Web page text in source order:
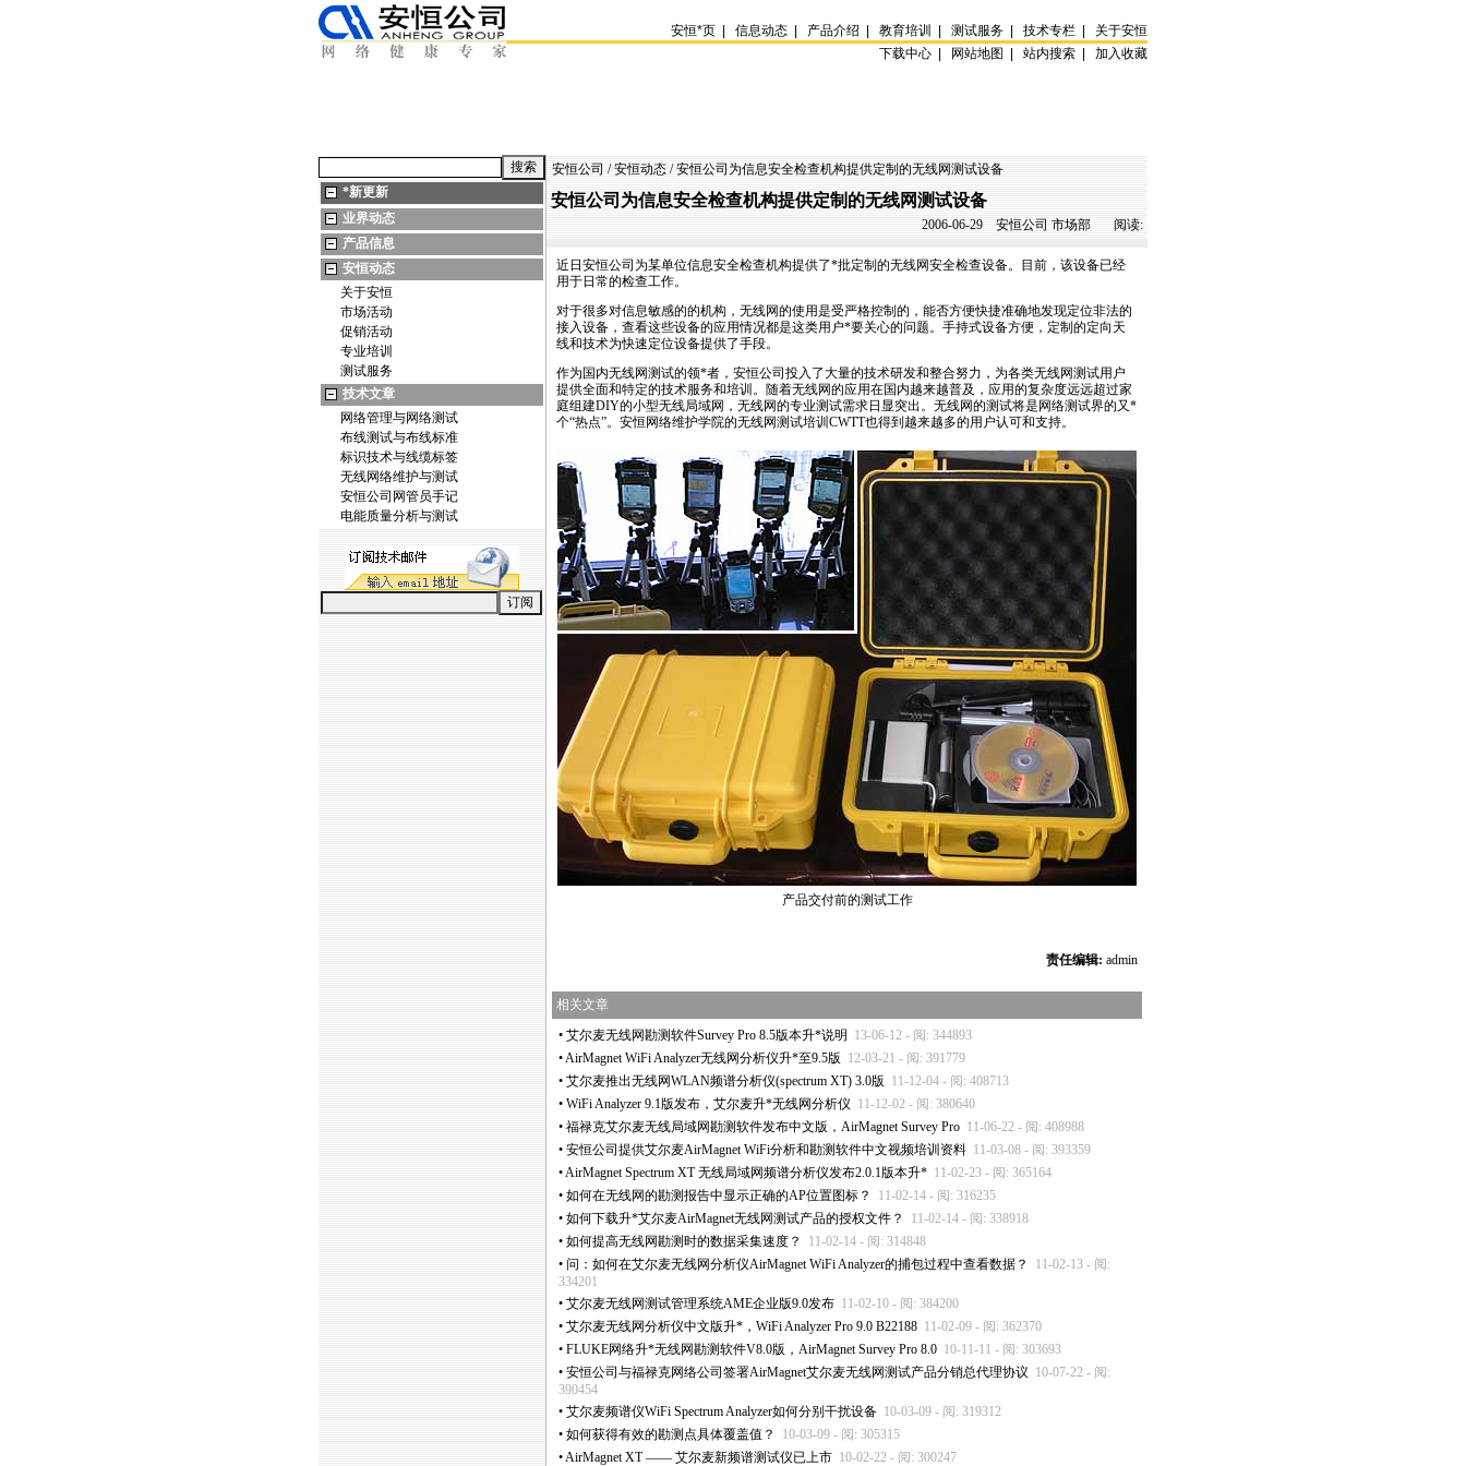
安恒*页 信息动态 产品介绍 教育培训 测试服务 技术专栏
关于安恒
下载中心 |
网站地图 站内搜索 加入收藏
*新更新
业界动态
产品信息
安恒动态
关于安恒
市场活动
促销活动
专业培训
测试服务
技术文章
网络管理与网络测试
布线测试与布线标准
标识技术与线缆标签
无线网络维护与测试
安恒公司网管员手记
电能质量分析与测试
安恒公司 /安恒动态 / 安恒公司为信息安全检查机构提供定制的无线网测试设备
安恒公司为信息安全检查机构提供定制的无线网测试设备
2006-06-29 安恒公司 市场部 阅读:
近日安恒公司为某单位信息安全检查机构提供了*批定制的无线网安全检查设备。目前，该设备已经
用于日常的检查工作。
对于很多对信息敏感的的机构，无线网的使用是受严格控制的，能否方便快捷准确地发现定位非法的
接入设备，查看这些设备的应用情况都是这类用户*要关心的问题。手持式设备方便，定制的定向天
线和技术为快速定位设备提供了手段。
作为国内无线网测试的领*者，安恒公司投入了大量的技术研发和整合努力，为各类无线网测试用户
提供全面和特定的技术服务和培训。随着无线网的应用在国内越来越普及，应用的复杂度远远超过家
庭组建DIY的小型无线局域网，无线网的专业测试需求日显突出。无线网的测试将是网络测试界的又*
个“热点”。安恒网络维护学院的无线网测试培训 CWTT也得到越来越多的用户认可和支持。
产品交付前的测试工作
责任编辑: admin
相关文章
• 艾尔麦无线网勘测软件Survey Pro 8.5版本升*说明
13-06-12 - 阅: 344893
•AirMagnet WiFi Analyzer无线网分析仪升*至9.5版 12-03-21 - 阅: 391779
• 艾尔麦推出无线网WLAN频谱分析仪(spectrum XT) 3.0版 11-12-04 - 阅: 408713
• WiFi Analyzer 9.1版发布，艾尔麦升*无线网分析仪 11-12-02 - 阅: 380640
• 福禄克艾尔麦无线局域网勘测软件发布中文版，AirMagnet Survey Pro 11-06-22 - 阅: 408988
• 安恒公司提供艾尔麦AirMagnet WiFi分析和勘测软件中文视频培训资料 11-03-08 - 阅: 393359
•AirMagnet Spectrum XT 无线局域网频谱分析仪发布2.0.1版本升* 11-02-23 - 阅: 365164
• 如何在无线网的勘测报告中显示正确的AP位置图标？
11-02-14 - 阅: 316235
• 如何下载升*艾尔麦AirMagnet无线网测试产品的授权文件？
11-02-14 - 阅: 338918
• 如何提高无线网勘测时的数据采集速度？
11-02-14 - 阅: 314848
• 问：如何在艾尔麦无线网分析仪AirMagnet WiFi Analyzer的捕包过程中查看数据？
11-02-13 - 阅:
334201
• 艾尔麦无线网测试管理系统AME企业版9.0发布 11-02-10 - 阅: 384200
• 艾尔麦无线网分析仪中文版升* ，WiFi Analyzer Pro 9.0 B22188 11-02-09 - 阅: 362370
• FLUKE网络升*无线网勘测软件V8.0版，AirMagnet Survey Pro 8.0 10-11-11 - 阅: 303693
• 安恒公司与福禄克网络公司签署AirMagnet艾尔麦无线网测试产品分销总代理协议 10-07-22 - 阅:
390454
• 艾尔麦频谱仪WiFi Spectrum Analyzer如何分别干扰设备 10-03-09 - 阅: 319312
• 如何获得有效的勘测点具体覆盖值？
10-03-09 - 阅: 305315
•AirMagnet XT —— 艾尔麦新频谱测试仪已上市 10-02-22 - 阅: 300247